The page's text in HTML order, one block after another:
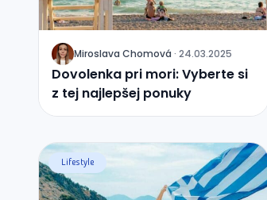
J Miroslava Chomová · 24.03.2025
Dovolenka pri mori: Vyberte si
z tej najlepšej ponuky
Lifestyle